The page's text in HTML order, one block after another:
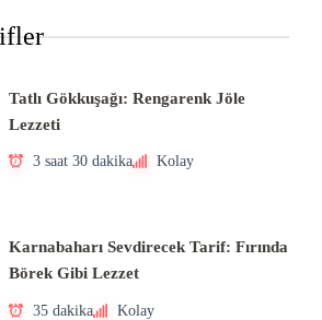
Tatlı Gökkuşağı: Rengarenk Jöle
Lezzeti
3 saat 30 dakika Kolay
Karnabaharı Sevdirecek Tarif: Fırında
Börek Gibi Lezzet
35 dakika Kolay